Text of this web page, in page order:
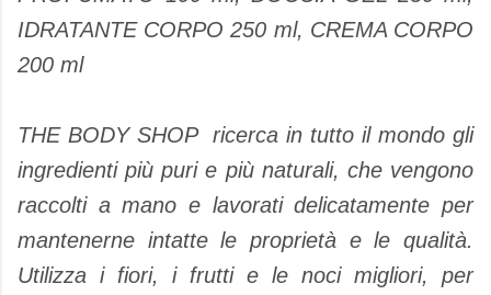
IDRATANTE CORPO 250 ml, CREMA CORPO
200 ml
THE BODY SHOP ricerca in tutto il mondo gli
ingredienti più puri e più naturali, che vengono
raccolti a mano e lavorati delicatamente per
mantenerne intatte le proprietà e le qualità.
Utilizza i fiori, i frutti e le noci migliori, per